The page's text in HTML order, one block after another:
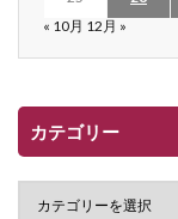
« 10月 12月 »
カテゴリー